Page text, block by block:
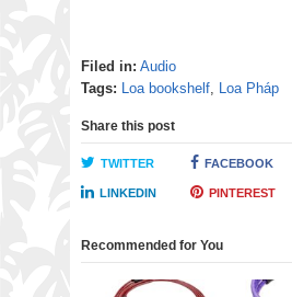
Filed in: Audio
Tags: Loa bookshelf, Loa Pháp
Share this post
TWITTER FACEBOOK
LINKEDIN PINTEREST
Recommended for You